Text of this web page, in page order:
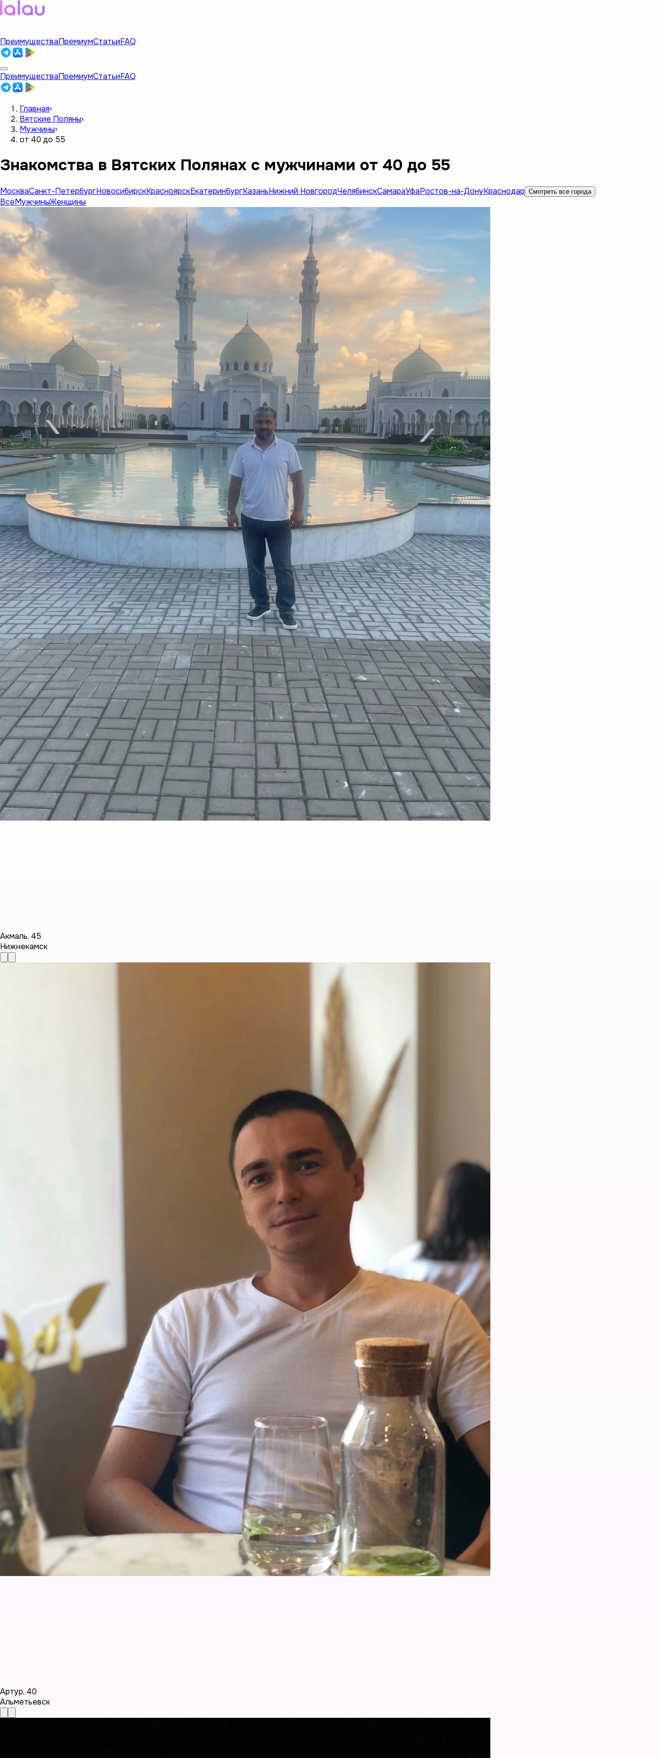
ПреимуществаПремиумСтатьиFAQ
ПреимуществаПремиумСтатьиFAQ
Главная›
Вятские Поляны›
Мужчины›
от 40 до 55
Знакомства в Вятских Полянах с мужчинами от 40 до 55
МоскваСанкт-ПетербургНовосибирскКрасноярскЕкатеринбургКазаньНижний НовгородЧелябинскСамараУфаРостов-на-ДонуКраснодар Смотреть все города
ВсеМужчиныЖенщины
Акмаль, 45
Нижнекамск
Артур, 40
Альметьевск